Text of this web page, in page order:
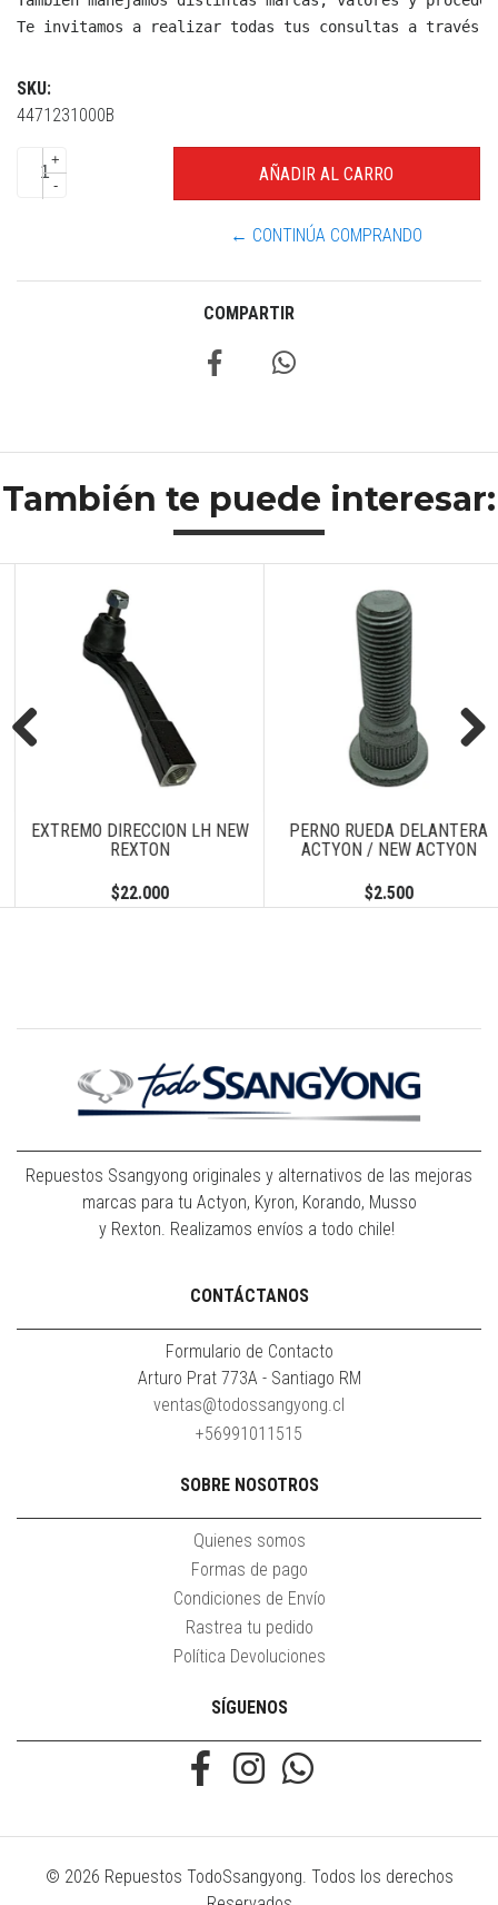
Te invitamos a realizar todas tus consultas a través
SKU:
4471231000B
+
-
← CONTINÚA COMPRANDO
COMPARTIR
También te puede interesar:
EXTREMO DIRECCION LH NEW
REXTON
$22.000
PERNO RUEDA DELANTERA
ACTYON / NEW ACTYON
$2.500
Repuestos Ssangyong originales y alternativos de las mejoras
marcas para tu Actyon, Kyron, Korando, Musso
y Rexton. Realizamos envíos a todo chile!
CONTÁCTANOS
Formulario de Contacto
Arturo Prat 773A - Santiago RM
ventas@todossangyong.cl
+56991011515
SOBRE NOSOTROS
Quienes somos
Formas de pago
Condiciones de Envío
Rastrea tu pedido
Política Devoluciones
SÍGUENOS
© 2026 Repuestos TodoSsangyong. Todos los derechos